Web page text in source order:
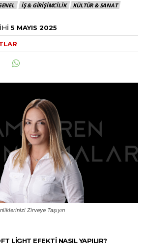
İŞ & GIRIŞIMCILIK
KÜLTÜR & SANAT
5 MAYIS 2025
Zirveye Taşıyın
LIGHT EFEKTI NASIL YAPILIR?